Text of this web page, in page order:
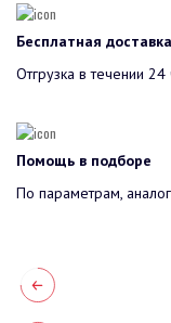
Бесплатная
Отгрузка в течении 24
Помощь в подборе
По параметрам,